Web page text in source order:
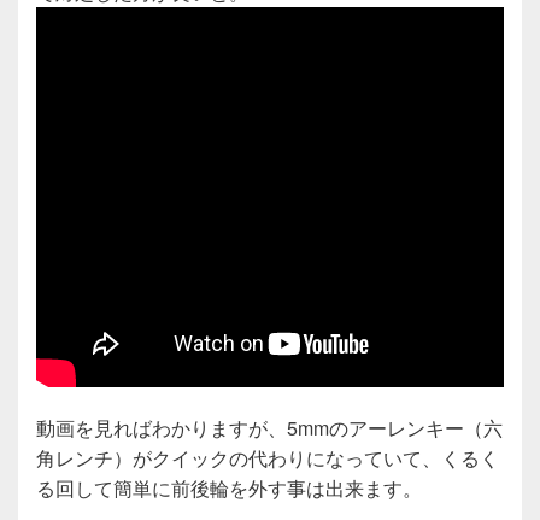
動画を見ればわかりますが、5mmのアーレンキー（六
角レンチ）がクイックの代わりになっていて、くるく
る回して簡単に前後輪を外す事は出来ます。